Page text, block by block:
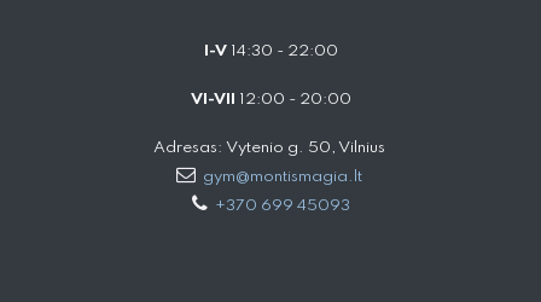
I-V14:30 - 22:00
VI-VII 12:00 - 20:00
Adresas: Vytenio g. 50, Vilnius
gym@montismagia.lt
+370 699 45093